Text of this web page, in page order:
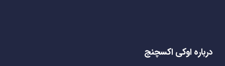
درباره اوکی اکسچنج